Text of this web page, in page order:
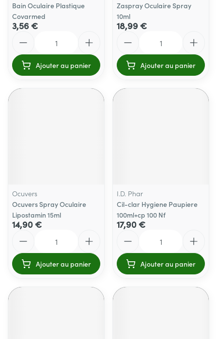
Bain Oculaire Plastique
Covarmed
3,56 €
Ajouter au panier
Zaspray Oculaire Spray
10ml
18,99 €
Ajouter au panier
Ocuvers
Ocuvers Spray Oculaire
Lipostamin 15ml
14,90 €
Ajouter au panier
I.D. Phar
Cil-clar Hygiene Paupiere
100ml+cp 100 Nf
17,90 €
Ajouter au panier